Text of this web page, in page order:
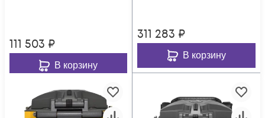
111 503 ₽
В корзину
311 283 ₽
В корзину